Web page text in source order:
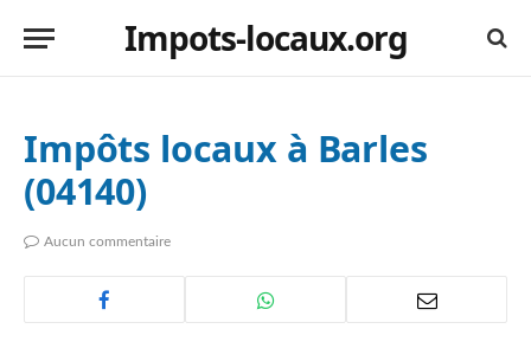
Impots-locaux.org
Impôts locaux à Barles
(04140)
Aucun commentaire